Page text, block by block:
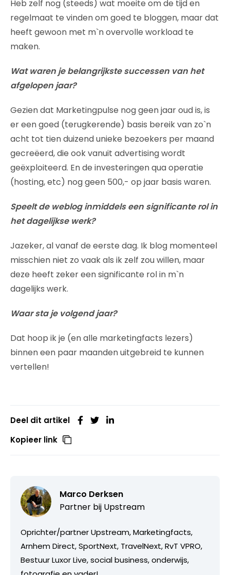
Heb zelf nog (steeds) wat moeite om de tijd en
regelmaat te vinden om goed te bloggen, maar dat
heeft gewoon met m`n overvolle workload te
maken.
Wat waren je belangrijkste successen van het
afgelopen jaar?
Gezien dat Marketingpulse nog geen jaar oud is, is
er een goed (terugkerende) basis bereik van zo`n
acht tot tien duizend unieke bezoekers per maand
gecreëerd, die ook vanuit advertising wordt
geëxploiteerd. En de investeringen qua operatie
(hosting, etc) nog geen 500,- op jaar basis waren.
Speelt de weblog inmiddels een significante rol in
het dagelijkse werk?
Jazeker, al vanaf de eerste dag. Ik blog momenteel
misschien niet zo vaak als ik zelf zou willen, maar
deze heeft zeker een significante rol in m`n
dagelijks werk.
Waar sta je volgend jaar?
Dat hoop ik je (en alle marketingfacts lezers)
binnen een paar maanden uitgebreid te kunnen
vertellen!
Deel dit artikel
Kopieer link
Marco Derksen
Partner bij Upstream
Oprichter/partner Upstream, Marketingfacts,
Arnhem Direct, SportNext, TravelNext, RvT VPRO,
Bestuur Luxor Live, social business, onderwijs,